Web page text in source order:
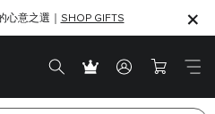
SHOP GIFTS
心意之選｜ SHOP GIFTS